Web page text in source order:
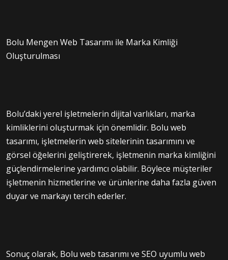
Bolu Mengen Web Tasarımı ile Marka Kimliği
Oluşturulması
Bolu’daki yerel işletmelerin dijital varlıkları, marka
kimliklerini oluşturmak için önemlidir. Bolu web
tasarımı, işletmelerin web sitelerinin tasarımını ve
görsel öğelerini geliştirerek, işletmenin marka kimliğini
güçlendirmelerine yardımcı olabilir. Böylece müşteriler
işletmenin hizmetlerine ve ürünlerine daha fazla güven
duyar ve markayı tercih ederler.
Sonuç olarak, Bolu web tasarımı ve SEO uyumlu web